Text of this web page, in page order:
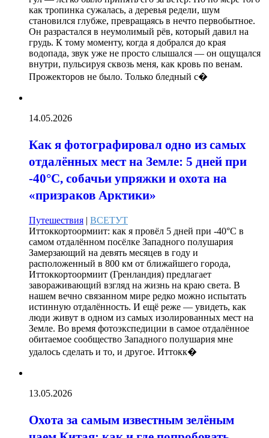
как тропинка сужалась, а деревья редели, шум
становился глубже, превращаясь в нечто первобытное.
Он разрастался в неумолимый рёв, который давил на
грудь. К тому моменту, когда я добрался до края
водопада, звук уже не просто слышался — он ощущался
внутри, пульсируя сквозь меня, как кровь по венам.
Прожекторов не было. Только бледный с�
14.05.2026
Как я фотографировал одно из самых
отдалённых мест на Земле: 5 дней при
-40°C, собачьи упряжки и охота на
«призраков Арктики»
Путешествия | ВСЕТУТ
Иттоккортоормиит: как я провёл 5 дней при -40°C в
самом отдалённом посёлке Западного полушария
Замерзающий на девять месяцев в году и
расположенный в 800 км от ближайшего города,
Иттоккортоормиит (Гренландия) предлагает
завораживающий взгляд на жизнь на краю света. В
нашем вечно связанном мире редко можно испытать
истинную отдалённость. И ещё реже — увидеть, как
люди живут в одном из самых изолированных мест на
Земле. Во время фотоэкспедиции в самое отдалённое
обитаемое сообщество Западного полушария мне
удалось сделать и то, и другое. Иттокк�
13.05.2026
Охота за самым известным зелёным